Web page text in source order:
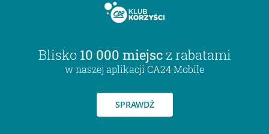
Blisko 10 000 miejsc z rabatami
w naszej aplikacji CA24 Mobile
SPRAWDŹ